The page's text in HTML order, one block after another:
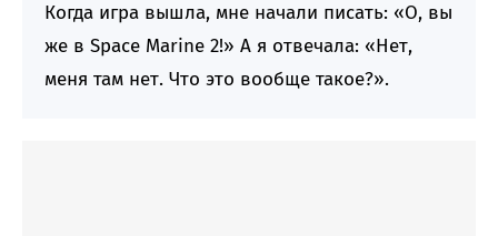
Когда игра вышла, мне начали писать: «О, вы
же в Space Marine 2!» А я отвечала: «Нет,
меня там нет. Что это вообще такое?».